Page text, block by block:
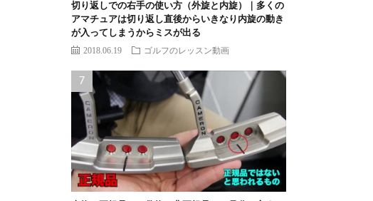
切り返しでの右手の使い方（外旋と内旋）｜多くの
アマチュアは切り返し直後からいきなり内旋の動き
が入ってしまうからミスが出る
2018.06.19 ゴルフのレッスン動画